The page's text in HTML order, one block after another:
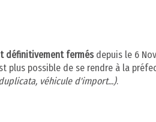
définitivement fermés depuis le 6
plus possible de se rendre à la
véhicule d'import...).